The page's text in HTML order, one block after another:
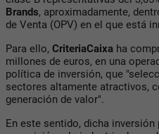
Brands, aproximadamente,
de Venta (OPV) en el que está
Para ello, CriteriaCaixa ha
millones de euros, en una
política de inversión, que
sectores altamente atractivos,
generación de valor".
En este sentido, dicha inversión